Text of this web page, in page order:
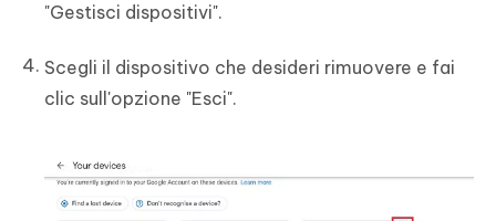
"Gestisci dispositivi".
Scegli il dispositivo che desideri rimuovere e fai
clic sull'opzione "Esci".